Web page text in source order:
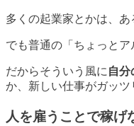
多くの起業家とかは、あ
でも普通の「ちょっと
だからそういう風に 自分
か、 新しい仕事がガッツ
人を雇うことで稼げ